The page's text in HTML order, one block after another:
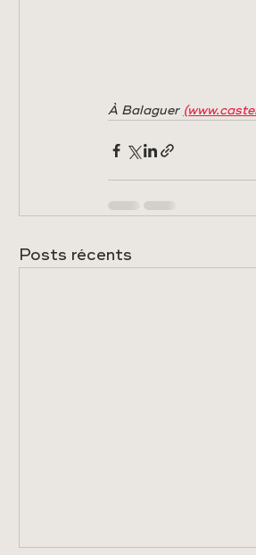
À Balaguer
Posts récents